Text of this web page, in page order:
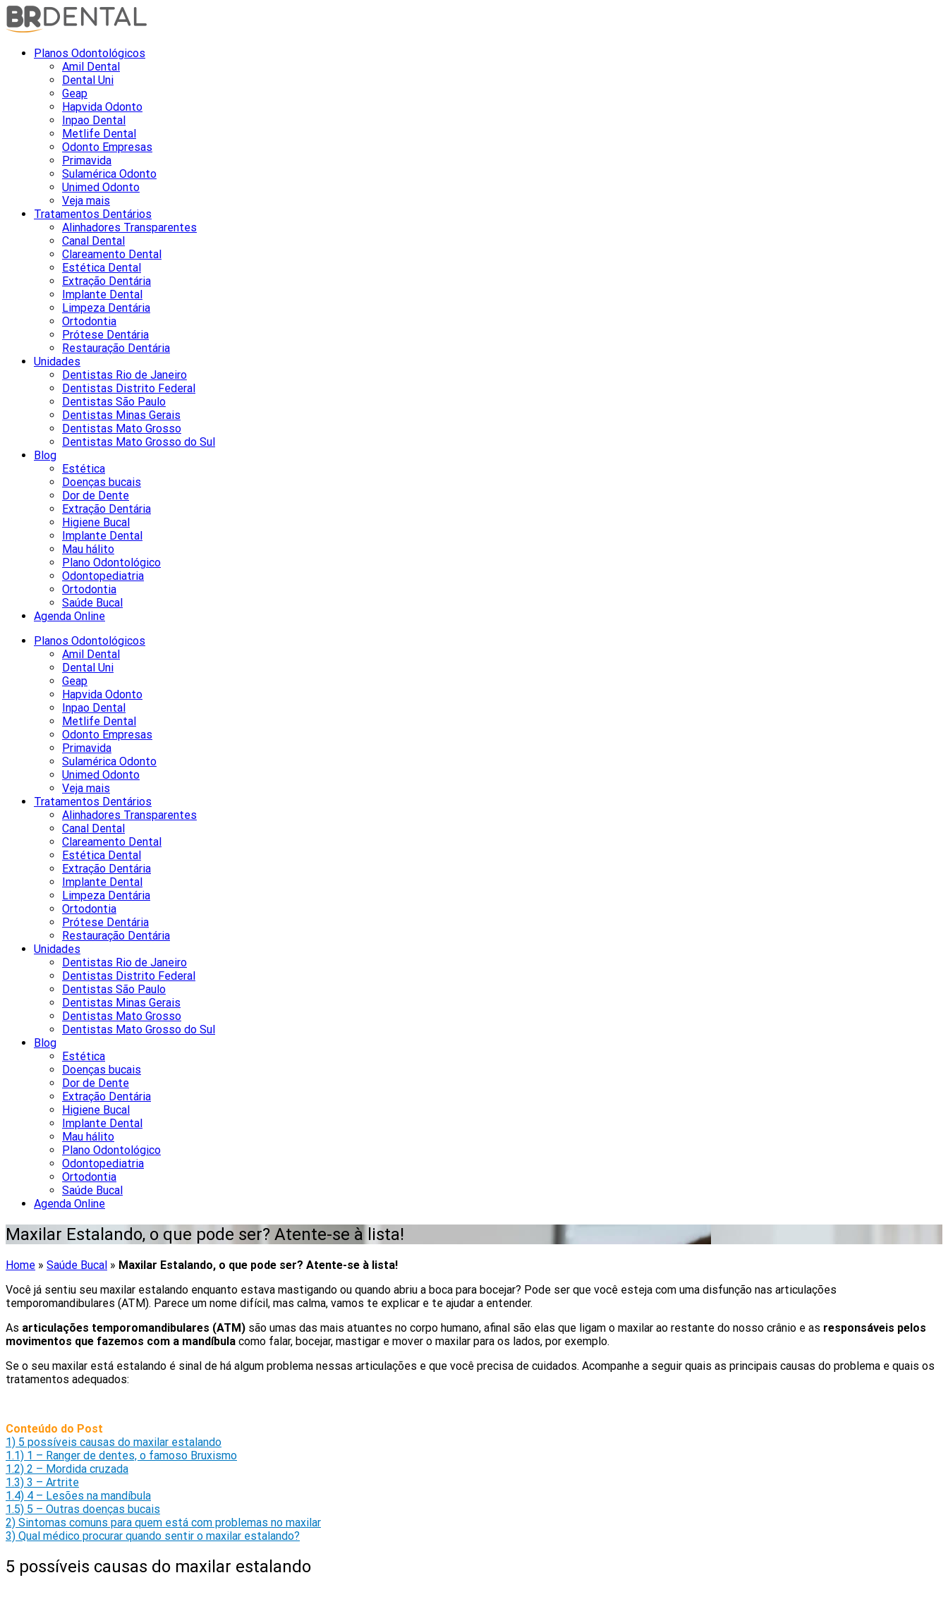
Planos Odontológicos
Amil Dental
Dental Uni
Geap
Hapvida Odonto
Inpao Dental
Metlife Dental
Odonto Empresas
Primavida
Sulamérica Odonto
Unimed Odonto
Veja mais
Tratamentos Dentários
Alinhadores Transparentes
Canal Dental
Clareamento Dental
Estética Dental
Extração Dentária
Implante Dental
Limpeza Dentária
Ortodontia
Prótese Dentária
Restauração Dentária
Unidades
Dentistas Rio de Janeiro
Dentistas Distrito Federal
Dentistas São Paulo
Dentistas Minas Gerais
Dentistas Mato Grosso
Dentistas Mato Grosso do Sul
Blog
Estética
Doenças bucais
Dor de Dente
Extração Dentária
Higiene Bucal
Implante Dental
Mau hálito
Plano Odontológico
Odontopediatria
Ortodontia
Saúde Bucal
Agenda Online
Planos Odontológicos
Amil Dental
Dental Uni
Geap
Hapvida Odonto
Inpao Dental
Metlife Dental
Odonto Empresas
Primavida
Sulamérica Odonto
Unimed Odonto
Veja mais
Tratamentos Dentários
Alinhadores Transparentes
Canal Dental
Clareamento Dental
Estética Dental
Extração Dentária
Implante Dental
Limpeza Dentária
Ortodontia
Prótese Dentária
Restauração Dentária
Unidades
Dentistas Rio de Janeiro
Dentistas Distrito Federal
Dentistas São Paulo
Dentistas Minas Gerais
Dentistas Mato Grosso
Dentistas Mato Grosso do Sul
Blog
Estética
Doenças bucais
Dor de Dente
Extração Dentária
Higiene Bucal
Implante Dental
Mau hálito
Plano Odontológico
Odontopediatria
Ortodontia
Saúde Bucal
Agenda Online
Maxilar Estalando, o que pode ser? Atente-se à lista!
Home » Saúde Bucal » Maxilar Estalando, o que pode ser? Atente-se à lista!
Você já sentiu seu maxilar estalando enquanto estava mastigando ou quando abriu a boca para bocejar? Pode ser que você esteja com uma disfunção nas articulações
temporomandibulares (ATM). Parece um nome difícil, mas calma, vamos te explicar e te ajudar a entender.
As articulações temporomandibulares (ATM) são umas das mais atuantes no corpo humano, afinal são elas que ligam o maxilar ao restante do nosso crânio e as responsáveis pelos
movimentos que fazemos com a mandíbula como falar, bocejar, mastigar e mover o maxilar para os lados, por exemplo.
Se o seu maxilar está estalando é sinal de há algum problema nessas articulações e que você precisa de cuidados. Acompanhe a seguir quais as principais causas do problema e quais os
tratamentos adequados:
Conteúdo do Post
1) 5 possíveis causas do maxilar estalando
1.1) 1 – Ranger de dentes, o famoso Bruxismo
1.2) 2 – Mordida cruzada
1.3) 3 – Artrite
1.4) 4 – Lesões na mandíbula
1.5) 5 – Outras doenças bucais
2) Sintomas comuns para quem está com problemas no maxilar
3) Qual médico procurar quando sentir o maxilar estalando?
5 possíveis causas do maxilar estalando